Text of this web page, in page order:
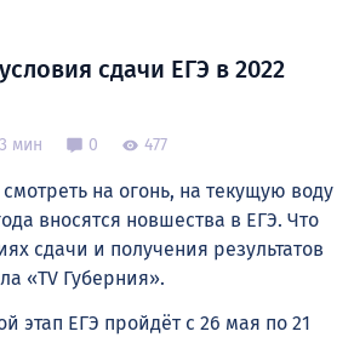
сдачи ЕГЭ в 2022
3 мин 0 477
на огонь, на текущую воду
вносятся новшества в ЕГЭ. Что
сдачи и получения результатов
«TV Губерния».
этап ЕГЭ пройдёт с 26 мая по 21